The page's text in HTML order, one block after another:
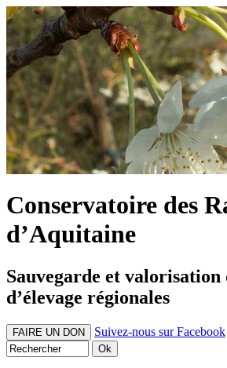
Conservatoire des
d’Aquitaine
Sauvegarde et valorisation
d’élevage régionales
FAIRE UN DON Suivez-nous sur Facebook